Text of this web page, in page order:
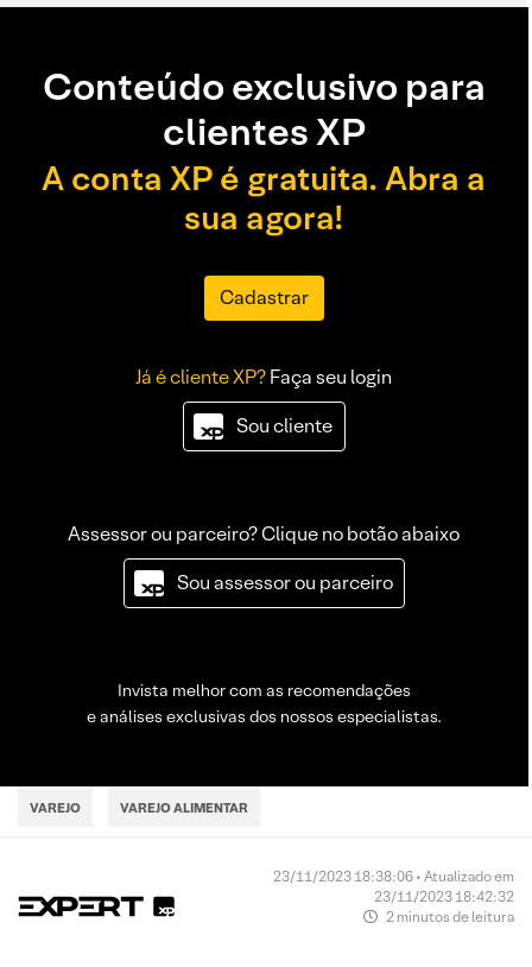
Conteúdo exclusivo para
clientes XP
A conta XP é gratuita. Abra a
sua agora!
Cadastrar
Já é cliente XP?Faça seu login
Sou cliente
Assessor ou parceiro? Clique no botão abaixo
Sou assessor ou parceiro
Invista melhor com as recomendações
e análises exclusivas dos nossos especialistas.
VAREJO VAREJO ALIMENTAR
23/11/2023 18:38:06 • Atualizado em
23/11/2023 18:42:32
2 minutos de leitura